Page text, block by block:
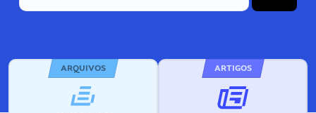
ARQUIVOS ARTIGOS